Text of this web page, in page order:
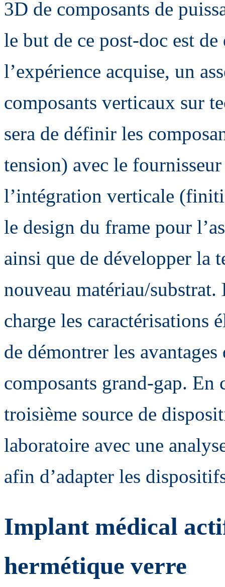
3D de composants de
le but de ce post-doc est
l’expérience acquise, un
composants verticaux sur
sera de définir les
tension) avec le
l’intégration verticale
le design du frame pour
ainsi que de développer la
nouveau matériau/
charge les caractérisations
de démontrer les
composants grand-gap. En
troisième source de
laboratoire avec une
afin d’adapter les
Implant médical
hermétique verre